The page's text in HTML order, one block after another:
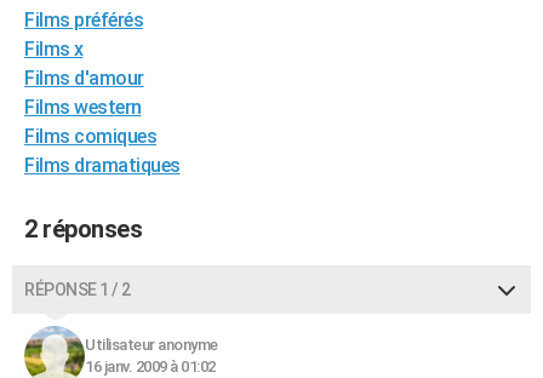
Guides de France
Escapades
Patrimoine
Expositions
Musées
Week-end nature
+LIFESTYLE
Art de vivre
Bien-être
Loisirs
Mode
Modes de vie
SANTE
Alimentation
Guide de la santé
Maladies
Médicaments
Sommeil
Destinations
City break
Voyage nature
Voyage de noces
Forum
Climat
PHOTO
GUIDES D'ACHAT
Carte de Noël
Carte Bonne année
Carte Saint-Valentin
Carte Pâques
Carte d'anniversaire
DICTIONNAIRE
Films préférés
Films x
Films d'amour
Films western
Films comiques
Films dramatiques
2 réponses
RÉPONSE 1 / 2
Utilisateur anonyme
16 janv. 2009 à 01:02